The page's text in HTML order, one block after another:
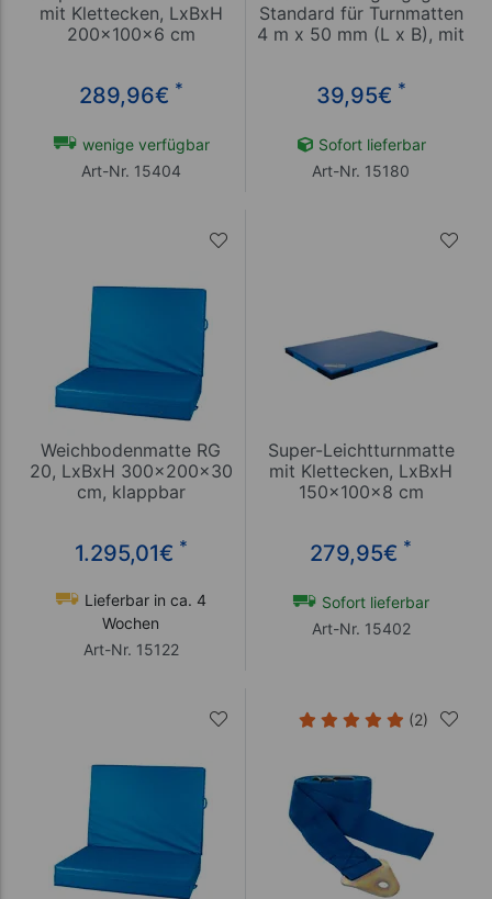
mit Klettecken, LxBxH
200x100x6 cm
289,96€ *
wenige verfügbar
Art-Nr. 15404
Standard für Turnmatten
4 m x 50 mm (L x B), mit
39,95€ *
Sofort lieferbar
Art-Nr. 15180
Weichbodenmatte RG
20, LxBxH 300x200x30
cm, klappbar
1.295,01€ *
Lieferbar in ca. 4
Wochen
Art-Nr. 15122
Super-Leichtturnmatte
mit Klettecken, LxBxH
150x100x8 cm
279,95€ *
Sofort lieferbar
Art-Nr. 15402
(2)